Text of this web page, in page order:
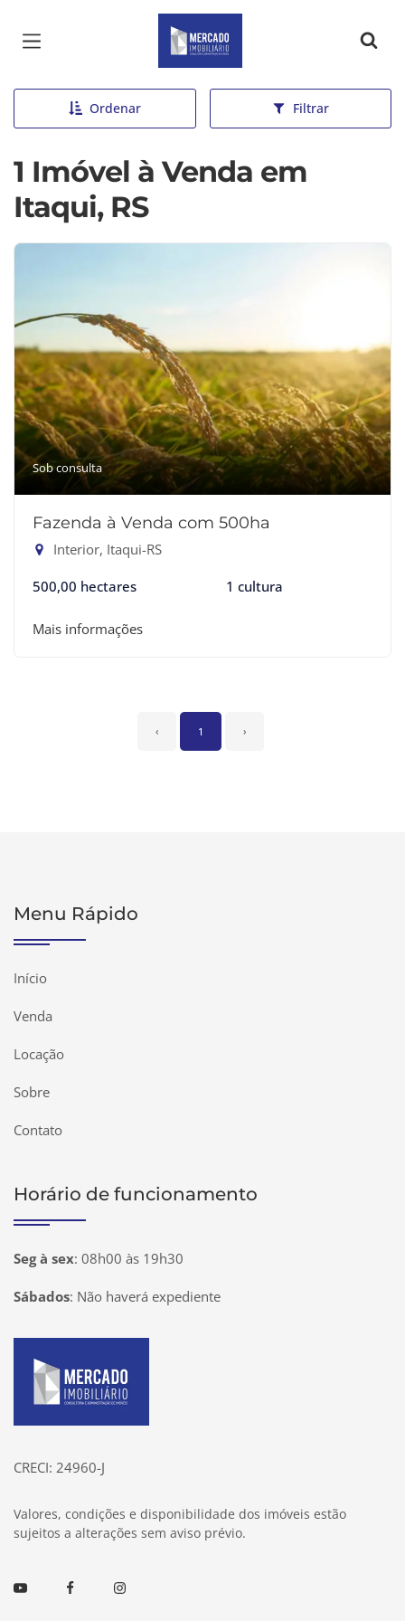
Página inicial
Ordenar Filtrar
1 Imóvel à Venda em
Itaqui, RS
Sob consulta
Fazenda à Venda com 500ha
Interior, Itaqui-RS
500,00 hectares 1 cultura
Mais informações
‹ 1 ›
Menu Rápido
Início
Venda
Locação
Sobre
Contato
Horário de funcionamento
Seg à sex: 08h00 às 19h30
Sábados: Não haverá expediente
CRECI: 24960-J
Valores, condições e disponibilidade dos imóveis estão
sujeitos a alterações sem aviso prévio.
Youtube FacebookInstagram